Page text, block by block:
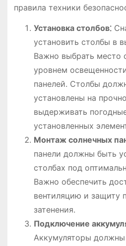
правила техники
Установка столбов⁚
установить столбы в
Важно выбрать место
уровнем
панелей. Столбы
установлены на
выдерживать
установленных
Монтаж солнечных
панели должны быть
столбах под
Важно обеспечить
вентиляцию и защиту
затенения.
Подключение
Аккумуляторы